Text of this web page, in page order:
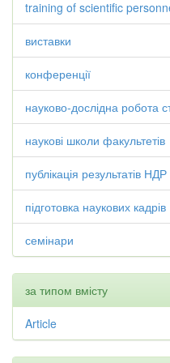
training of scientific
виставки
конференції
науково-дослідна робота
наукові школи факультетів
публікація результатів НДР
підготовка наукових кадрів
семінари
за типом вмісту
Article